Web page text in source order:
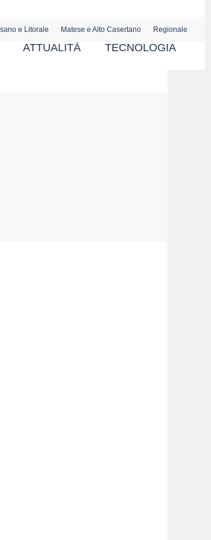
e Litorale Matese e Alto Casertano Regionale
ATTUALITÀ TECNOLOGIA